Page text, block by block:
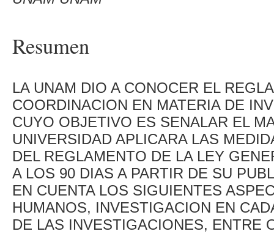
Resumen
LA UNAM DIO A CONOCER EL
COORDINACION EN MATERIA DE
CUYO OBJETIVO ES SENALAR EL
UNIVERSIDAD APLICARA LAS
DEL REGLAMENTO DE LA LEY
A LOS 90 DIAS A PARTIR DE SU
EN CUENTA LOS SIGUIENTES
HUMANOS, INVESTIGACION EN
DE LAS INVESTIGACIONES, ENTRE